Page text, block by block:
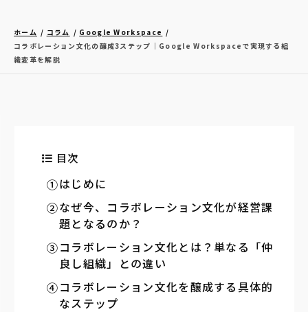
ホーム コラム
Google Workspace
コラボレーション文化の醸成3ステップ｜Google Workspaceで実現する組
織変革を解説
目次
はじめに
なぜ今、コラボレーション文化が経営課
題となるのか？
コラボレーション文化とは？単なる「仲
良し組織」との違い
コラボレーション文化を醸成する具体的
なステップ